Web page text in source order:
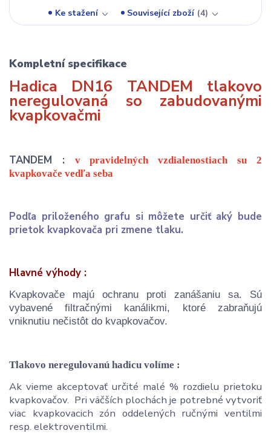
Ke stažení
Související zboží 4
Kompletní specifikace
Hadica DN16 TANDEM tlakovo
neregulovaná so zabudovanými
kvapkovačmi
TANDEM :
v pravidelných vzdialenostiach su 2
kvapkovače vedľa seba
Podľa priloženého grafu si môžete určiť aký bude
prietok kvapkovača pri zmene tlaku.
Hlavné výhody :
Kvapkovače majú ochranu proti zanášaniu sa. Sú
vybavené filtračnými kanálikmi, ktoré zabraňujú
vniknutiu nečistôt do kvapkovačov.
Tlakovo neregulovanú hadicu volíme :
Ak vieme akceptovať určité malé % rozdielu prietoku
kvapkovačov. Pri väčších plochách je potrebné vytvoriť
viac kvapkovacich zón oddelených ručnými ventilmi
resp. elektroventilmi.